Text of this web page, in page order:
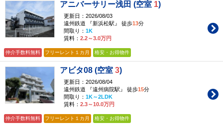
アニバーサリー浅田 (空室 1)
更新日：2026/08/03
遠州鉄道 『新浜松駅』 徒歩13分
間取り： 1K
賃料： 2.2～3.0万円
仲介手数料無料 フリーレント１カ月 格安・お得物件
アビタ08 (空室 3)
更新日：2026/08/04
遠州鉄道 『遠州病院駅』 徒歩15分
間取り： 1K～2LDK
賃料： 2.3～10.0万円
仲介手数料無料 フリーレント１カ月 格安・お得物件